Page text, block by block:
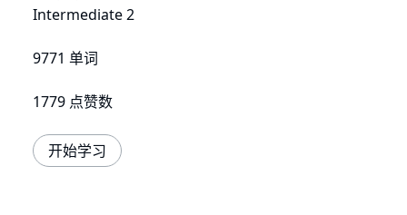
Intermediate 2
9771 单词
1779 点赞数
开始学习